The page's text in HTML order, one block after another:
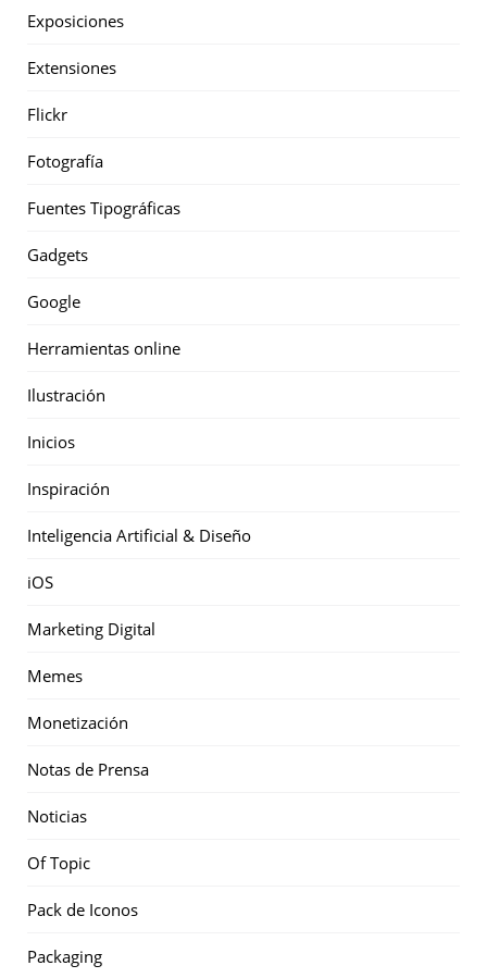
Exposiciones
Extensiones
Flickr
Fotografía
Fuentes Tipográficas
Gadgets
Google
Herramientas online
Ilustración
Inicios
Inspiración
Inteligencia Artificial & Diseño
iOS
Marketing Digital
Memes
Monetización
Notas de Prensa
Noticias
Of Topic
Pack de Iconos
Packaging